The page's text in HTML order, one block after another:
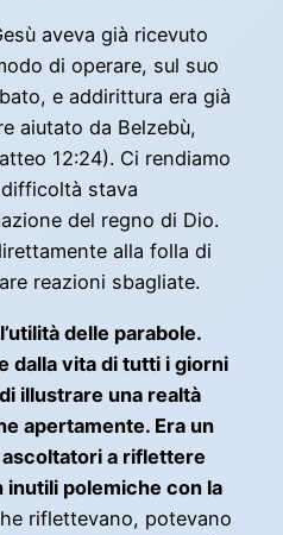
aveva già ricevuto
di operare, sul suo
e addirittura era già
aiutato da Belzebù,
12:24). Ci rendiamo
stava
del regno di Dio.
alla folla di
reazioni sbagliate.
delle parabole.
dalla vita di tutti i giorni
illustrare una realtà
apertamente. Era un
a riflettere
inutili polemiche con la
riflettevano, potevano